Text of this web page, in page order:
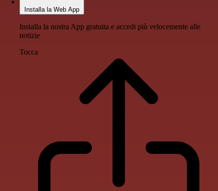
Installa la Web App
Installa la nostra App gratuita e accedi più velocemente alle
notizie
Tocca